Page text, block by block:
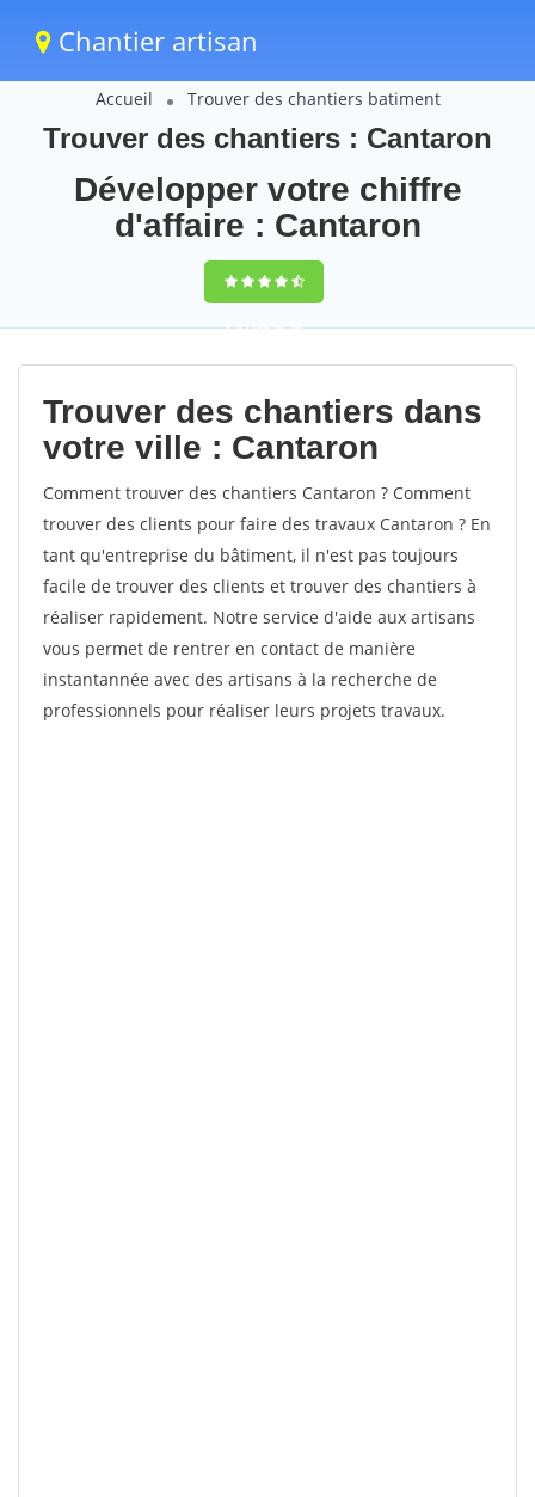
Chantier artisan
Accueil Trouver des chantiers batiment
Trouver des chantiers : Cantaron
Développer votre chiffre
d'affaire : Cantaron
9,5(100%)58
votes
Trouver des chantiers dans
votre ville : Cantaron
Comment trouver des chantiers Cantaron ? Comment
trouver des clients pour faire des travaux Cantaron ? En
tant qu'entreprise du bâtiment, il n'est pas toujours
facile de trouver des clients et trouver des chantiers à
réaliser rapidement. Notre service d'aide aux artisans
vous permet de rentrer en contact de manière
instantannée avec des artisans à la recherche de
professionnels pour réaliser leurs projets travaux.